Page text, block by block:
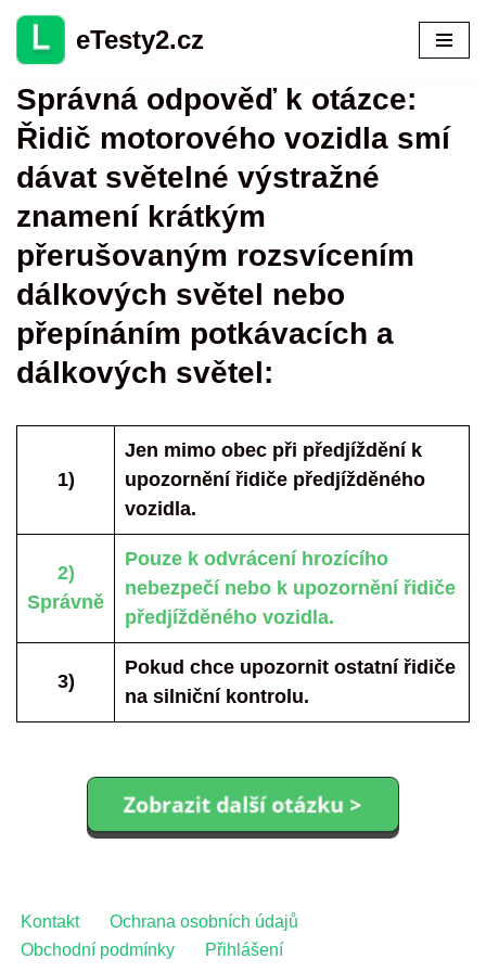
Přeskočit
na
obsah
eTesty2.cz
Správná odpověď k otázce:
Řidič motorového vozidla smí
dávat světelné výstražné
znamení krátkým
přerušovaným rozsvícením
dálkových světel nebo
přepínáním potkávacích a
dálkových světel:
1)
Jen mimo obec při předjíždění k
upozornění řidiče předjížděného
vozidla.
2)
Správně
Pouze k odvrácení hrozícího
nebezpečí nebo k upozornění řidiče
předjížděného vozidla.
3)
Pokud chce upozornit ostatní řidiče
na silniční kontrolu.
Kontakt
Ochrana osobních údajů
Obchodní podmínky
Přihlášení